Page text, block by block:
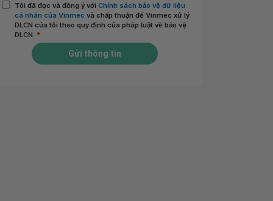
Tôi đã đọc và đồng ý với Chính sách bảo vệ dữ liệu
cá nhân của Vinmec và chấp thuận để Vinmec xử lý
DLCN của tôi theo quy định của pháp luật về bảo vệ
DLCN. *
Gửi thông tin